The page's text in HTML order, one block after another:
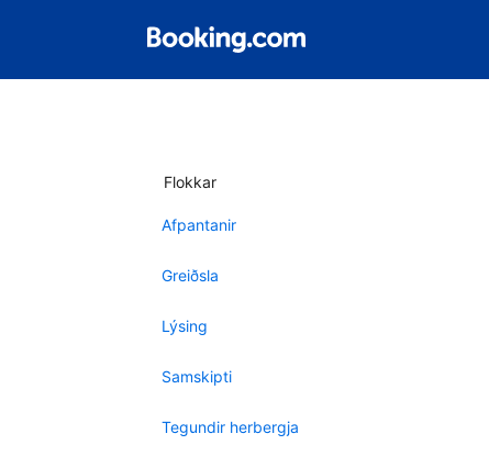
Flokkar
Afpantanir
Greiðsla
Lýsing
Samskipti
Tegundir herbergja